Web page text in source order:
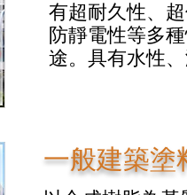
有超耐久性、
防靜電性等多
途。具有水性
一般建築塗